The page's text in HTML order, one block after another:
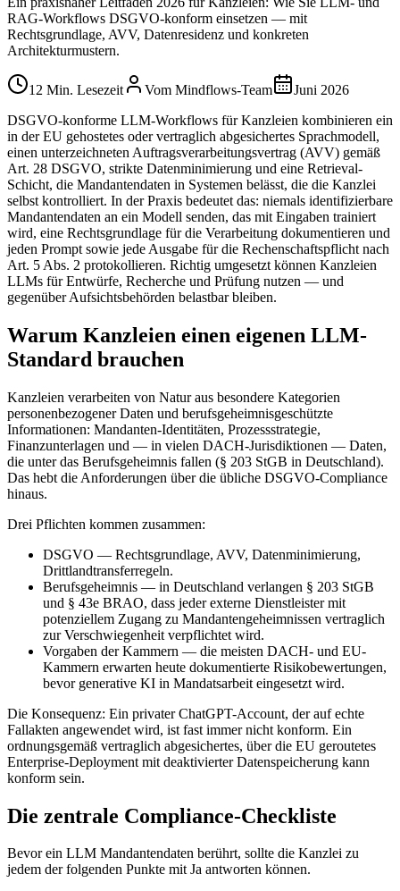
RAG-Workflows DSGVO-konform einsetzen — mit
Rechtsgrundlage, AVV, Datenresidenz und konkreten
Architekturmustern.
12 Min. Lesezeit Vom Mindflows-Team
Juni 2026
DSGVO-konforme LLM-Workflows für Kanzleien kombinieren ein
in der EU gehostetes oder vertraglich abgesichertes Sprachmodell,
einen unterzeichneten Auftragsverarbeitungsvertrag (AVV) gemäß
Art. 28 DSGVO, strikte Datenminimierung und eine Retrieval-
Schicht, die Mandantendaten in Systemen belässt, die die Kanzlei
selbst kontrolliert. In der Praxis bedeutet das: niemals identifizierbare
Mandantendaten an ein Modell senden, das mit Eingaben trainiert
wird, eine Rechtsgrundlage für die Verarbeitung dokumentieren und
jeden Prompt sowie jede Ausgabe für die Rechenschaftspflicht nach
Art. 5 Abs. 2 protokollieren. Richtig umgesetzt können Kanzleien
LLMs für Entwürfe, Recherche und Prüfung nutzen — und
gegenüber Aufsichtsbehörden belastbar bleiben.
Warum Kanzleien einen eigenen LLM-
Standard brauchen
Kanzleien verarbeiten von Natur aus besondere Kategorien
personenbezogener Daten und berufsgeheimnisgeschützte
Informationen: Mandanten-Identitäten, Prozessstrategie,
Finanzunterlagen und — in vielen DACH-Jurisdiktionen — Daten,
die unter das Berufsgeheimnis fallen (§ 203 StGB in Deutschland).
Das hebt die Anforderungen über die übliche DSGVO-Compliance
hinaus.
Drei Pflichten kommen zusammen:
DSGVO — Rechtsgrundlage, AVV, Datenminimierung,
Drittlandtransferregeln.
Berufsgeheimnis — in Deutschland verlangen § 203 StGB
und § 43e BRAO, dass jeder externe Dienstleister mit
potenziellem Zugang zu Mandantengeheimnissen vertraglich
zur Verschwiegenheit verpflichtet wird.
Vorgaben der Kammern — die meisten DACH- und EU-
Kammern erwarten heute dokumentierte Risikobewertungen,
bevor generative KI in Mandatsarbeit eingesetzt wird.
Die Konsequenz: Ein privater ChatGPT-Account, der auf echte
Fallakten angewendet wird, ist fast immer nicht konform. Ein
ordnungsgemäß vertraglich abgesichertes, über die EU geroutetes
Enterprise-Deployment mit deaktivierter Datenspeicherung kann
konform sein.
Die zentrale Compliance-Checkliste
Bevor ein LLM Mandantendaten berührt, sollte die Kanzlei zu
jedem der folgenden Punkte mit Ja antworten können.